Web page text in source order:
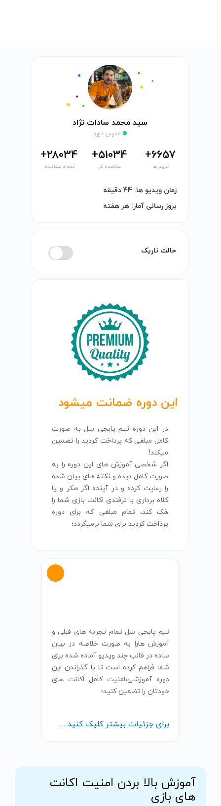
سید محمد سادات نژاد
مدرس دوره
6657+
خرید ها
51034+
مشاهده کل
28034+
تعداد مشاهده
زمان ویدیو ها: 44 دقیقه
بروز رسانی آمار: هر هفته
حالت تاریک
این دوره ضمانت میشود
در این دوره تیم پابجی سل به صورت
کامل مبلغی که پرداخت کردید را تضمین
میکند!
اگر شخصی آموزش های این دوره را به
صورت کامل دیده و نکته های بیان شده
را رعایت کرده و در آینده اگر هکر و یا
کلاه برداری با ترفندی اکانت بازی شما را
هَک کند، تمام مبلغی که برای دوره
پرداخت کردید برای شما برمیگردد؛
تیم پابجی سل تمام تجربه های قبلی و
آموزش هارا به صورت خلاصه در بیان
ساده در قالب چند ویدیو آماده شده برای
شما فراهم کرده است تا با گذراندن این
دوره آموزشی،امنیت کامل اکانت های
خودتان را تضمین کنید؛
برای جزئیات بیشتر کلیک کنید ...
آموزش بالا بردن امنیت اکانت
های بازی